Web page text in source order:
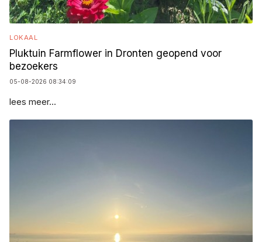
LOKAAL
Pluktuin Farmflower in Dronten geopend voor
bezoekers
05-08-2026 08:34:09
lees meer...